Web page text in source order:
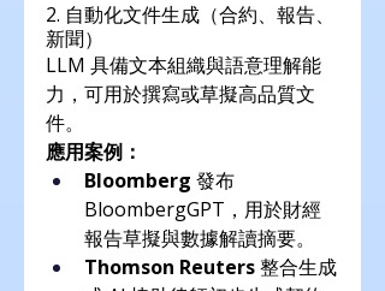
2. 自動化文件生成（合約、報告、
新聞）
LLM 具備文本組織與語意理解能
力，可用於撰寫或草擬高品質文
件。
應用案例：
Bloomberg 發布
BloombergGPT，用於財經
報告草擬與數據解讀摘要。
Thomson Reuters 整合生成